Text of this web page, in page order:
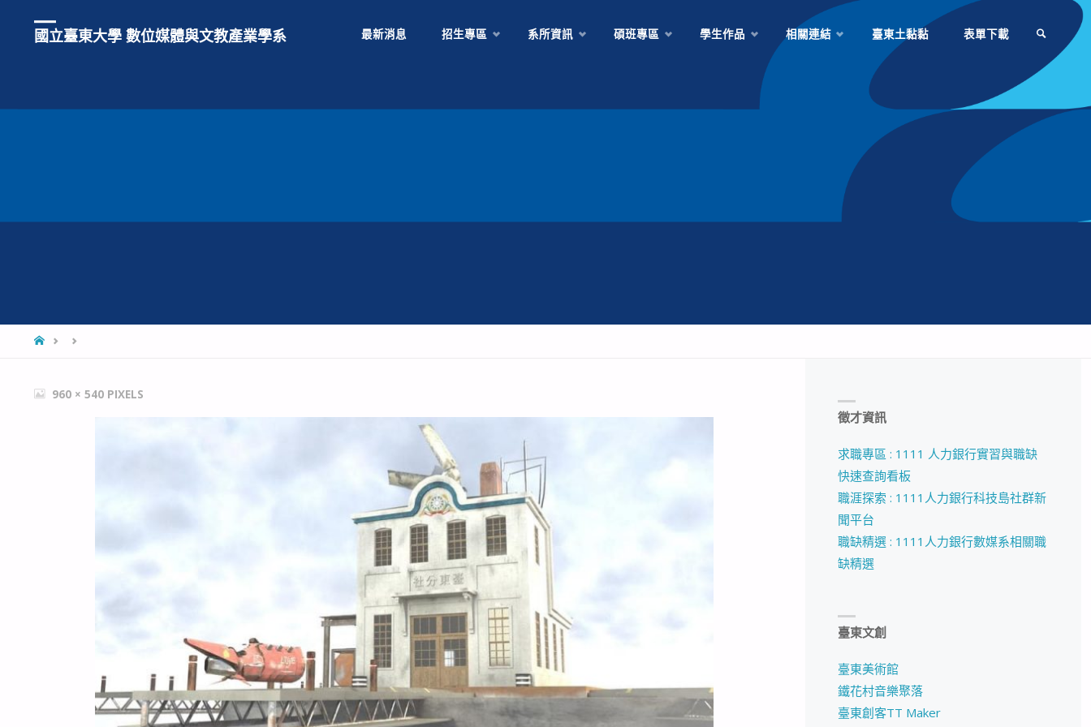
國立臺東大學 數位媒體與文教產業學系 最新消息 招生專區 系所資訊 碩班專區 學生作品 相關連結 臺東土黏黏 表單下載
HOME
FULL960 × 540 PIXELS
徵才資訊
求職專區 : 1111 人力銀行實習與職缺
快速查詢看板
職涯探索 : 1111人力銀行科技島社群新
聞平台
職缺精選 : 1111人力銀行數媒系相關職
缺精選
臺東文創
臺東美術館
鐵花村音樂聚落
臺東創客TT Maker